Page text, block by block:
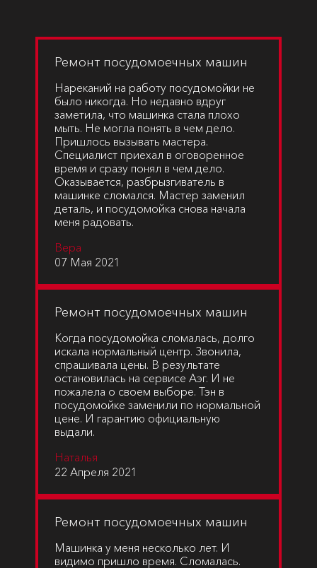
Ремонт посудомоечных машин
Нареканий на работу посудомойки не
было никогда. Но недавно вдруг
заметила, что машинка стала плохо
мыть. Не могла понять в чем дело.
Пришлось вызывать мастера.
Специалист приехал в оговоренное
время и сразу понял в чем дело.
Оказывается, разбрызгиватель в
машинке сломался. Мастер заменил
деталь, и посудомойка снова начала
меня радовать.
Вера
07 Мая 2021
Ремонт посудомоечных машин
Когда посудомойка сломалась, долго
искала нормальный центр. Звонила,
спрашивала цены. В результате
остановилась на сервисе Аэг. И не
пожалела о своем выборе. Тэн в
посудомойке заменили по нормальной
цене. И гарантию официальную
выдали.
Наталья
22 Апреля 2021
Ремонт посудомоечных машин
Машинка у меня несколько лет. И
видимо пришло время. Сломалась.